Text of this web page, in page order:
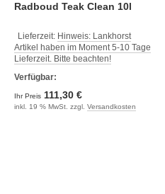
Radboud Teak Clean 10l
Lieferzeit: Hinweis: Lankhorst
Artikel haben im Moment 5-10 Tage
Lieferzeit. Bitte beachten!
Verfügbar:
Ihr Preis 111,30 €
inkl. 19 % MwSt. zzgl. Versandkosten